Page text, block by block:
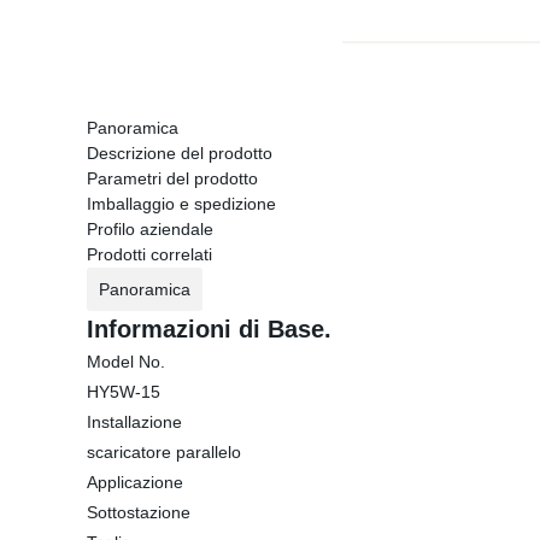
Panoramica
Descrizione del prodotto
Parametri del prodotto
Imballaggio e spedizione
Profilo aziendale
Prodotti correlati
Panoramica
Informazioni di Base.
Model No.
HY5W-15
Installazione
scaricatore parallelo
Applicazione
Sottostazione